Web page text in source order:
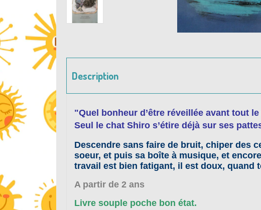
Description
"Quel bonheur d’être réveillée avant tout
Seul le chat Shiro s’étire déjà sur ses
Descendre sans faire de bruit, chiper des
soeur, et puis sa boîte à musique, et
travail est bien fatigant, il est doux, quand
A partir de 2 ans
Livre souple poche bon état.